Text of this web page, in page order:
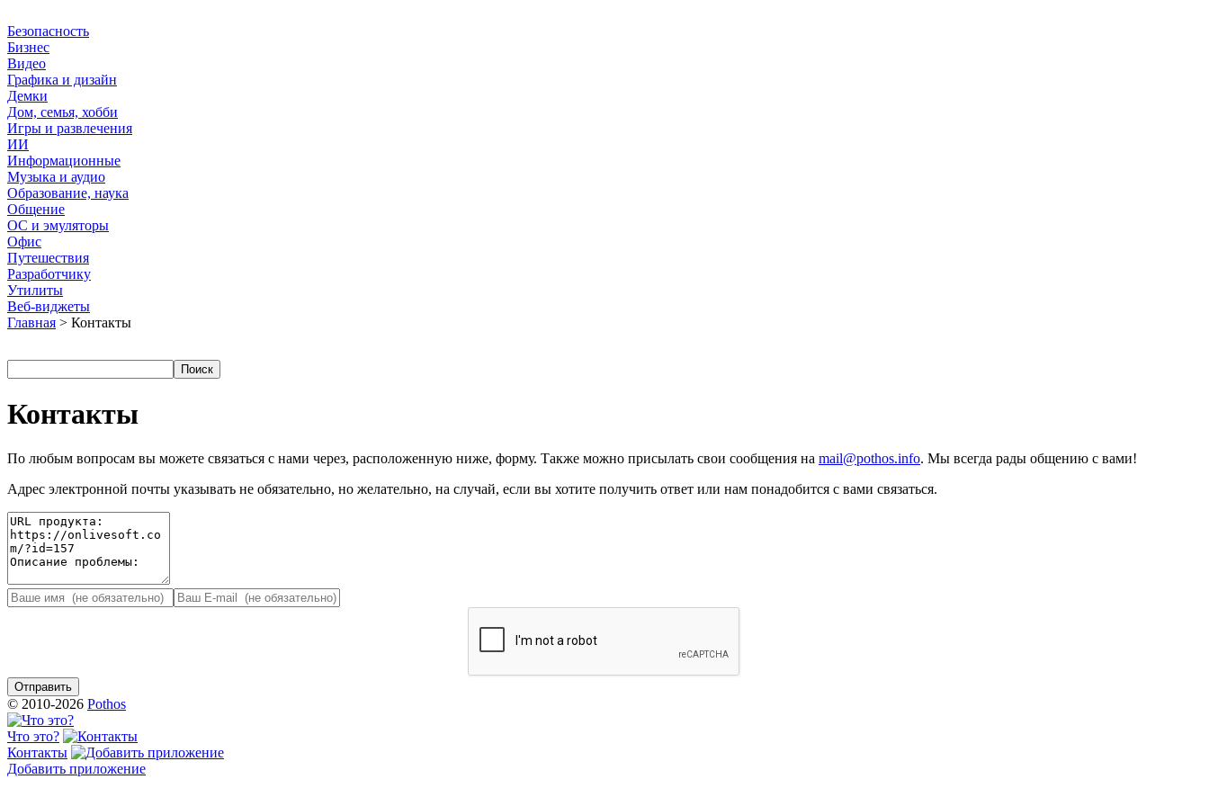
Безопасность
Бизнес
Видео
Графика и дизайн
Демки
Дом, семья, хобби
Игры и развлечения
ИИ
Информационные
Музыка и аудио
Образование, наука
Общение
ОС и эмуляторы
Офис
Путешествия
Разработчику
Утилиты
Веб-виджеты
Главная > Контакты
Контакты
По любым вопросам вы можете связаться с нами через, расположенную ниже, форму. Также можно присылать свои сообщения на mail@pothos.info. Мы всегда рады общению с вами!
Адрес электронной почты указывать не обязательно, но желательно, на случай, если вы хотите получить ответ или нам понадобится с вами связаться.
© 2010-2026 Pothos
Что это?
Контакты
Добавить приложение